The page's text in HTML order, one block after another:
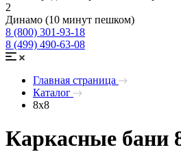
2
Динамо (10 минут пешком)
8 (800) 301-93-18
8 (499) 490-63-08
Главная страница
Каталог
8x8
Каркасные бани